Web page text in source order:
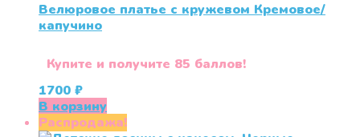
Велюровое платье с кружевом Кремовое/
капучино
Купите и получите 85 баллов!
1700 ₽
В корзину
Распродажа!